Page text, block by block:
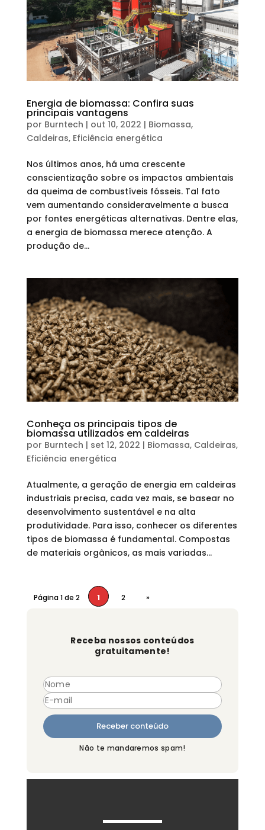
Energia de biomassa: Confira suas
principais vantagens
por Burntech | out 10, 2022 | Biomassa,
Caldeiras, Eficiência energética
Nos últimos anos, há uma crescente
conscientização sobre os impactos ambientais
da queima de combustíveis fósseis. Tal fato
vem aumentando consideravelmente a busca
por fontes energéticas alternativas. Dentre elas,
a energia de biomassa merece atenção. A
produção de...
Conheça os principais tipos de
biomassa utilizados em caldeiras
por Burntech | set 12, 2022 | Biomassa, Caldeiras,
Eficiência energética
Atualmente, a geração de energia em caldeiras
industriais precisa, cada vez mais, se basear no
desenvolvimento sustentável e na alta
produtividade. Para isso, conhecer os diferentes
tipos de biomassa é fundamental. Compostas
de materiais orgânicos, as mais variadas...
Página 1 de 2 1 2 »
Receba nossos conteúdos
gratuitamente!
Não te mandaremos spam!